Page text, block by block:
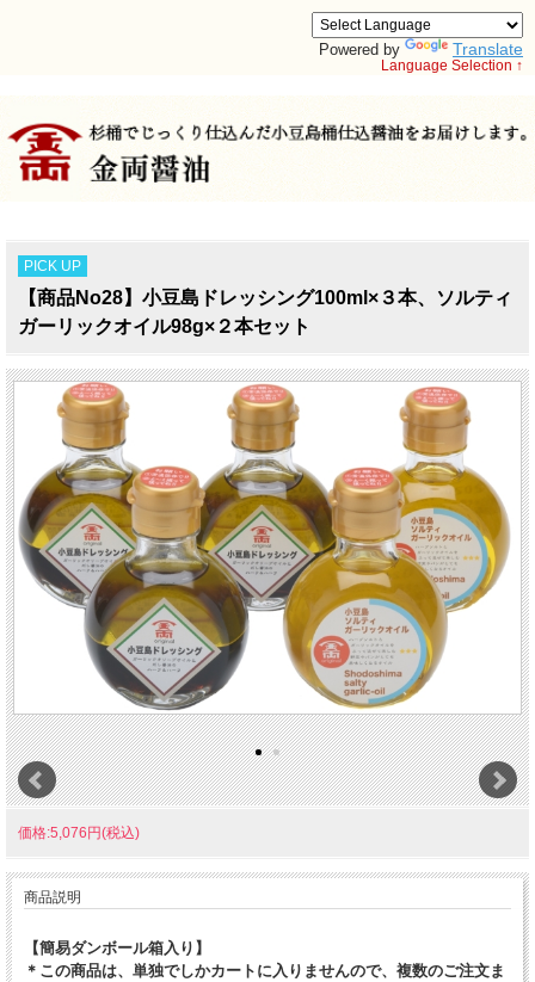
Powered by Translate
Language Selection ↑
PICK UP
【商品No28】小豆島ドレッシング100ml×３本、ソルティ
ガーリックオイル98g×２本セット
価格:5,076円(税込)
商品説明
【簡易ダンボール箱入り】
＊この商品は、単独でしかカートに入りませんので、複数のご注文ま